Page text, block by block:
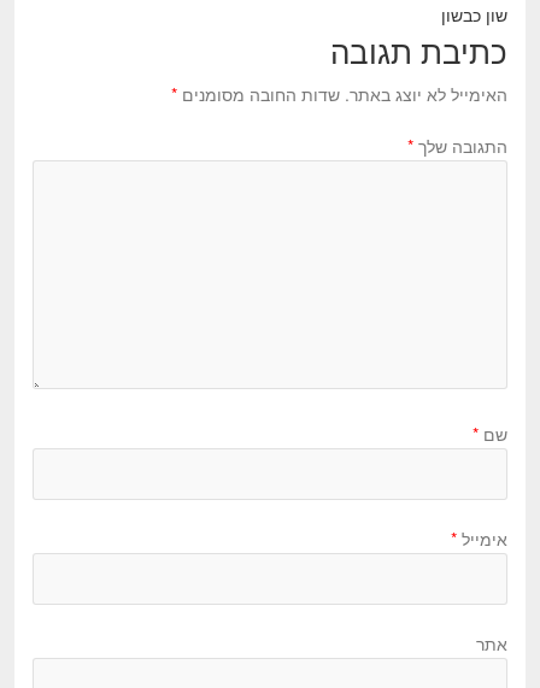
שון כבשון
כתיבת תגובה
האימייל לא יוצג באתר. שדות החובה מסומנים *
התגובה שלך *
שם *
אימייל *
אתר